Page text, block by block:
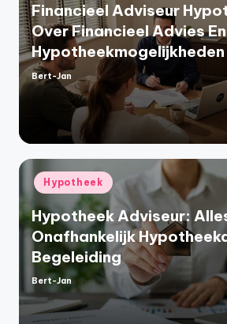
Financieel Adviseur
Over Financieel Advies En
Hypotheekmogelijkheden
Geplaatst
Bert-Jan
Geplaatst
in
Hypotheek
Hypotheek Adviseur:
Onafhankelijk
Begeleiding
Geplaatst
door
Bert-Jan